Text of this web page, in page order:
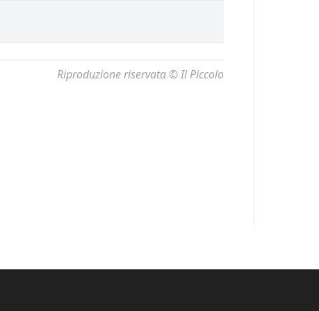
Riproduzione riservata © Il Piccolo